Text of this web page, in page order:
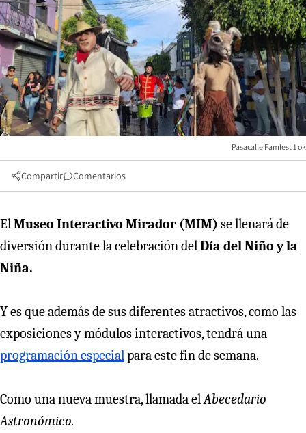
Pasacalle Famfest 1 ok
Compartir Comentarios
ElMuseo Interactivo Mirador (MIM) se llenará de
diversión durante la celebración delDía del Niño y la
Niña.
Y es que además de sus diferentes atractivos, como las
exposiciones y módulos interactivos, tendrá una
programación especialpara este fin de semana.
Como una nueva muestra, llamada elAbecedario
Astronómico.